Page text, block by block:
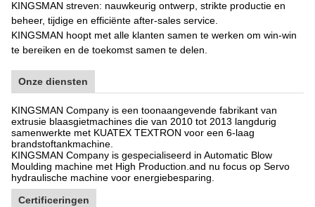
KINGSMAN streven: nauwkeurig ontwerp, strikte productie en
beheer, tijdige en efficiënte after-sales service.
KINGSMAN hoopt met alle klanten samen te werken om win-win
te bereiken en de toekomst samen te delen.
Onze diensten
KINGSMAN Company is een toonaangevende fabrikant van
extrusie blaasgietmachines die van 2010 tot 2013 langdurig
samenwerkte met KUATEX TEXTRON voor een 6-laag
brandstoftankmachine.
KINGSMAN Company is gespecialiseerd in Automatic Blow
Moulding machine met High Production.and nu focus op Servo
hydraulische machine voor energiebesparing.
Certificeringen